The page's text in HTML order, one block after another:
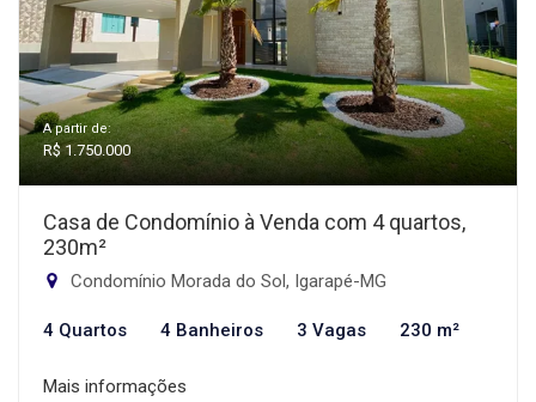
A partir de:
R$ 1.750.000
Casa de Condomínio à Venda com 4 quartos,
230m²
Condomínio Morada do Sol, Igarapé-MG
4 Quartos 4 Banheiros 3 Vagas 230 m²
Mais informações